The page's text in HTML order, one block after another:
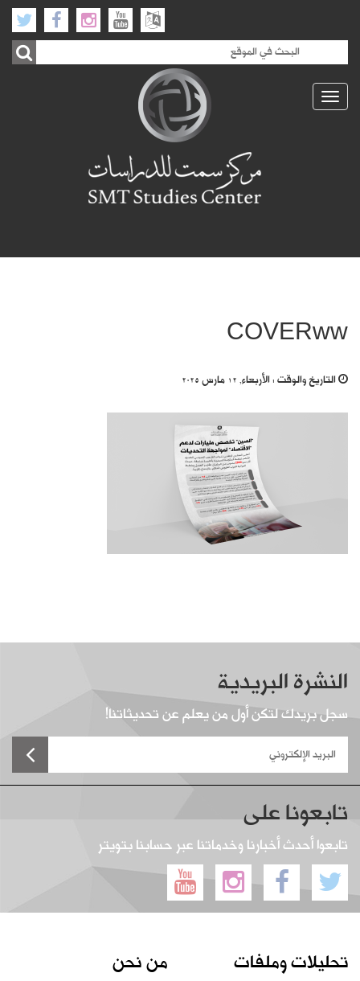
Toggle
navigation
COVERww
التاريخ والوقت :الأربعاء, 12 مارس 2025
النشرة البريدية
سجل بريدك لتكن أول من يعلم عن تحديثاتنا!
تابعونا على
تابعوا أحدث أخبارنا وخدماتنا عبر حسابنا بتويتر
تحليلات وملفات من نحن